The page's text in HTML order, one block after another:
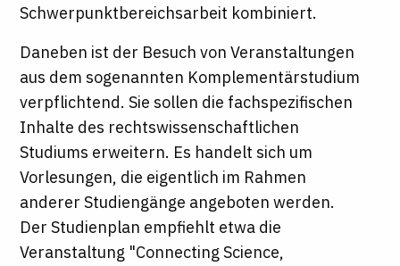
Schwerpunktbereichsarbeit kombiniert.
Daneben ist der Besuch von Veranstaltungen
aus dem sogenannten Komplementärstudium
verpflichtend. Sie sollen die fachspezifischen
Inhalte des rechtswissenschaftlichen
Studiums erweitern. Es handelt sich um
Vorlesungen, die eigentlich im Rahmen
anderer Studiengänge angeboten werden.
Der Studienplan empfiehlt etwa die
Veranstaltung "Connecting Science,